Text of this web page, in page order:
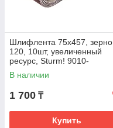
Шлифлента 75x457, зерно
120, 10шт, увеличенный
ресурс, Sturm! 9010-
B75x457-120
В наличии
1 700 ₸
Купить